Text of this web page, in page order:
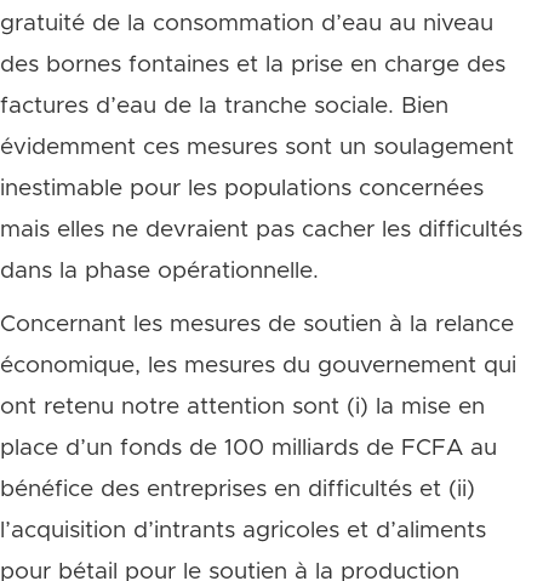
gratuité de la consommation d’eau au niveau
des bornes fontaines et la prise en charge des
factures d’eau de la tranche sociale. Bien
évidemment ces mesures sont un soulagement
inestimable pour les populations concernées
mais elles ne devraient pas cacher les difficultés
dans la phase opérationnelle.
Concernant les mesures de soutien à la relance
économique, les mesures du gouvernement qui
ont retenu notre attention sont (i) la mise en
place d’un fonds de 100 milliards de FCFA au
bénéfice des entreprises en difficultés et (ii)
l’acquisition d’intrants agricoles et d’aliments
pour bétail pour le soutien à la production